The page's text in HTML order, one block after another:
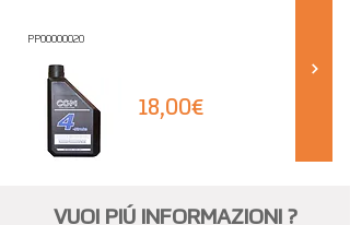
PP00000020
18,00€
VUOI PIÚ INFORMAZIONI ?